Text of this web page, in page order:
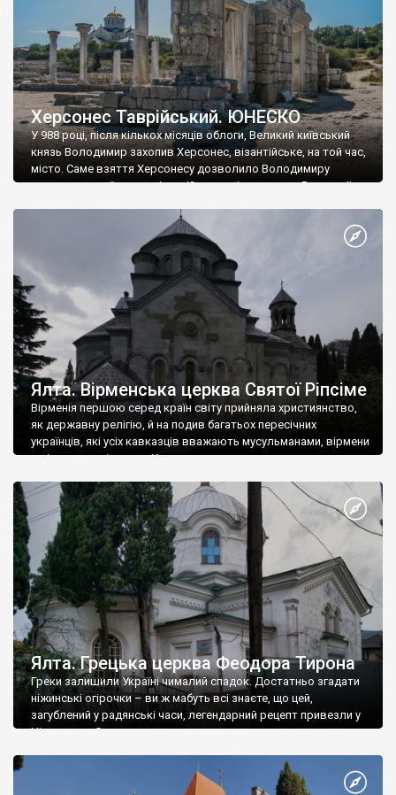
Херсонес Таврійський. ЮНЕСКО
У 988 році, після кількох місяців облоги, Великий київський
князь Володимир захопив Херсонес, візантійське, на той час,
місто. Саме взяття Херсонесу дозволило Володимиру
диктувати свої умови візантійському імператору Василю ІІ, та
Херсонесі Володимир-язичник, став Василем-християнином.
А потім було Хрещення Русі. На честь Херсонесу Таврійського
Ялта. Вірменська церква Святої Ріпсіме
Вірменія першою серед країн світу прийняла християнство,
як державну релігію, й на подив багатьох пересічних
українців, які усіх кавказців вважають мусульманами, вірмени
є відданими вірянами Христа
Ялта. Грецька церква Феодора Тирона
Греки залишили Україні чималий спадок. Достатньо згадати
ніжинські огірочки – ви ж мабуть всі знаєте, що цей,
загублений у радянські часи, легендарний рецепт привезли у
Ніжин греки?